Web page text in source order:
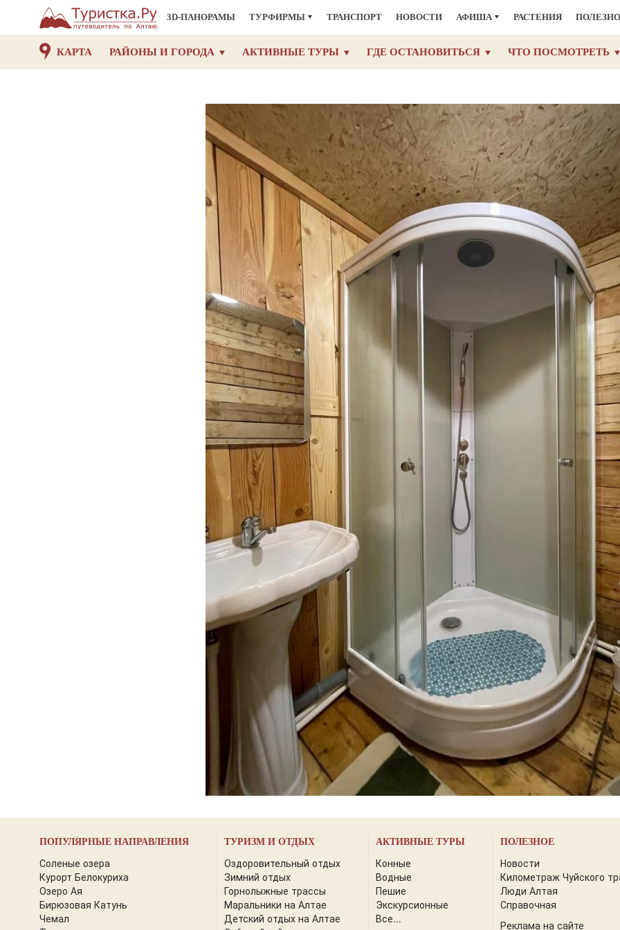
3D-ПАНОРАМЫ ТУРФИРМЫ ТРАНСПОРТ НОВОСТИ АФИША РАСТЕНИЯ
КАРТА РАЙОНЫ И ГОРОДА АКТИВНЫЕ ТУРЫ ГДЕ ОСТАНОВИТЬСЯ ЧТО ПОСМОТРЕТЬ
ПОПУЛЯРНЫЕ НАПРАВЛЕНИЯ
Соленые озера
Курорт Белокуриха
Озеро Ая
Бирюзовая Катунь
Чемал
ТУРИЗМ И ОТДЫХ
Оздоровительный отдых
Зимний отдых
Горнолыжные трассы
Маральники на Алтае
Детский отдых на Алтае
АКТИВНЫЕ ТУРЫ
Конные
Водные
Пешие
Экскурсионные
Все...
ПОЛЕЗНОЕ
Новости
Километраж Чуйского
Люди Алтая
Справочная
Реклама на сайте